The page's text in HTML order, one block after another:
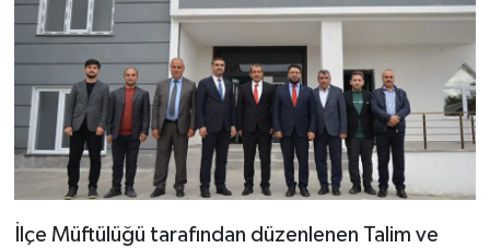
İlçe Müftülüğü tarafından düzenlenen Talim ve